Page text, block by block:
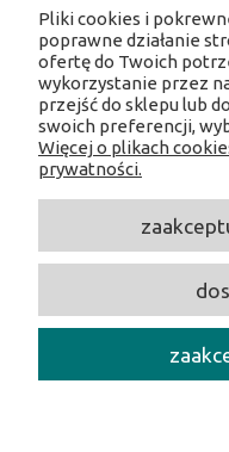
CentrumOpalania/
Pliki cookies i
poprawne działanie
ofertę do Twoich
wykorzystanie przez
przejść do sklepu lub
swoich preferencji,
Więcej o plikach
prywatności.